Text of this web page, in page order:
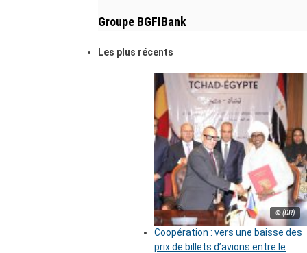
Groupe BGFIBank
Les plus récents
© (DR)
Coopération : vers une baisse des
prix de billets d’avions entre le